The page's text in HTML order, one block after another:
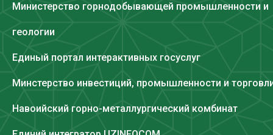
Министерство горнодобывающей промышленности и
геологии
Единый портал интерактивных госуслуг
Минстерство инвестиций, промышленности и
Навоийский горно-металлургический комбинат